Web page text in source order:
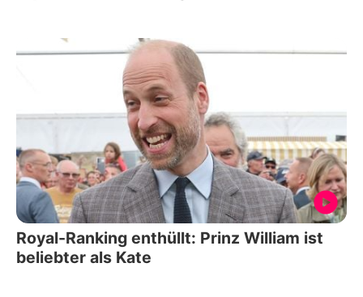
Royal-Ranking enthüllt: Prinz William ist
beliebter als Kate